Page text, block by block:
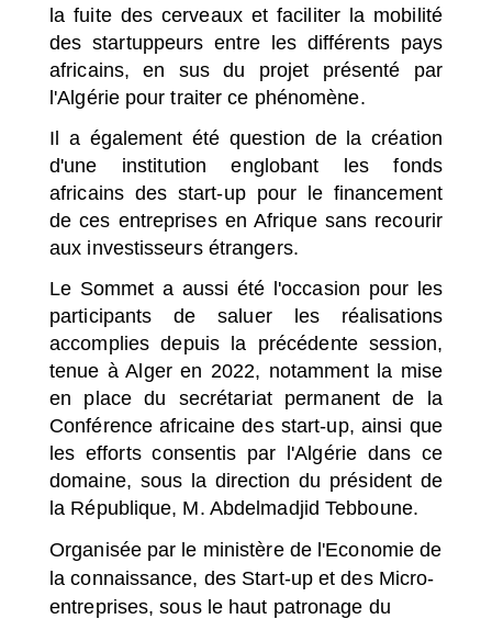
la fuite des cerveaux et faciliter la mobilité
des startuppeurs entre les différents pays
africains, en sus du projet présenté par
l'Algérie pour traiter ce phénomène.
Il a également été question de la création
d'une institution englobant les fonds
africains des start-up pour le financement
de ces entreprises en Afrique sans recourir
aux investisseurs étrangers.
Le Sommet a aussi été l'occasion pour les
participants de saluer les réalisations
accomplies depuis la précédente session,
tenue à Alger en 2022, notamment la mise
en place du secrétariat permanent de la
Conférence africaine des start-up, ainsi que
les efforts consentis par l'Algérie dans ce
domaine, sous la direction du président de
la République, M. Abdelmadjid Tebboune.
Organisée par le ministère de l'Economie de
la connaissance, des Start-up et des Micro-
entreprises, sous le haut patronage du